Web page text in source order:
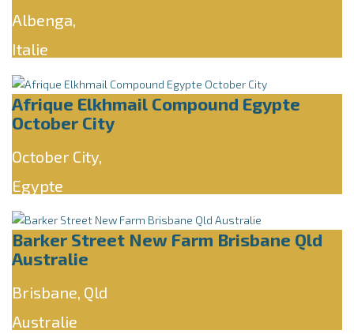
Albenga,
Italie
Afrique Elkhmail Compound Egypte
October City
October City,
Egypte
Barker Street New Farm Brisbane Qld
Australie
Brisbane, Qld
Australie